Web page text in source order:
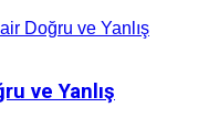
ve Yanlış